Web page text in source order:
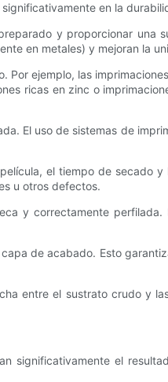
en la
y proporcionar
en metales) y mejoran la
ejemplo, las
ricas en zinc o
El uso de sistemas de
el tiempo de secado
u otros defectos.
y correctamente perfilada.
de acabado. Esto
entre el sustrato crudo y
significativamente el